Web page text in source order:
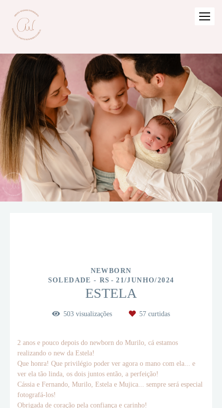
NEWBORN
SOLEDADE - RS
21/JUNHO/2024
ESTELA
503 visualizações 57 curtidas
2 anos e pouco depois do newborn do Murilo, cá estamos
realizando o new da Estela!
Que honra! Que privilégio poder ver agora o mano com ela... e
ver ela tão linda, os dois juntos então, a perfeição!
Cássia e Fernando, Murilo, Estela e Mujica... sempre será especial
fotografá-los!
Obrigada de coração pela confiança e carinho!